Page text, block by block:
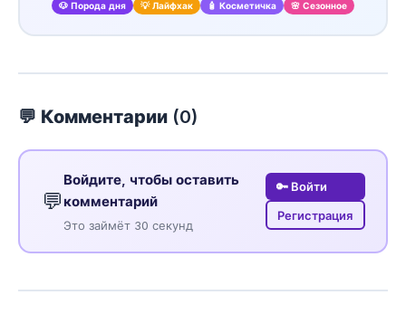
🐶 Порода дня 💡 Лайфхак 🧴 Косметичка 🌸 Сезонное
💬 Комментарии (0)
💬
Войдите, чтобы оставить
комментарий
Это займёт 30 секунд
🔑 Войти
Регистрация